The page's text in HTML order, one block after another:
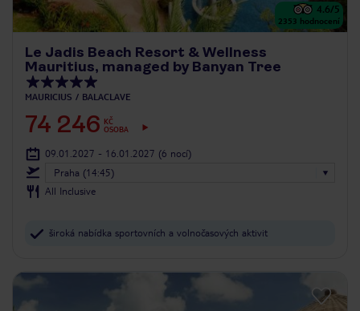
4.6/5
2353 hodnocení
Le Jadis Beach Resort & Wellness
Mauritius, managed by Banyan Tree
MAURICIUS BALACLAVE
74 246 KČ
OSOBA
09.01.2027 - 16.01.2027 (6 nocí)
Praha (14:45)
All Inclusive
široká nabídka sportovních a volnočasových aktivit